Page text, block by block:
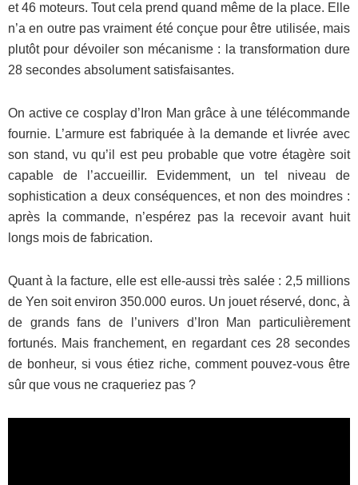
et 46 moteurs. Tout cela prend quand même de la place. Elle
n’a en outre pas vraiment été conçue pour être utilisée, mais
plutôt pour dévoiler son mécanisme : la transformation dure
28 secondes absolument satisfaisantes.
On active ce cosplay d’Iron Man grâce à une télécommande
fournie. L’armure est fabriquée à la demande et livrée avec
son stand, vu qu’il est peu probable que votre étagère soit
capable de l’accueillir. Evidemment, un tel niveau de
sophistication a deux conséquences, et non des moindres :
après la commande, n’espérez pas la recevoir avant huit
longs mois de fabrication.
Quant à la facture, elle est elle-aussi très salée : 2,5 millions
de Yen soit environ 350.000 euros. Un jouet réservé, donc, à
de grands fans de l’univers d’Iron Man particulièrement
fortunés. Mais franchement, en regardant ces 28 secondes
de bonheur, si vous étiez riche, comment pouvez-vous être
sûr que vous ne craqueriez pas ?